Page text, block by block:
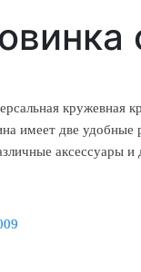
кружевная
имеет две удобные
аксессуары